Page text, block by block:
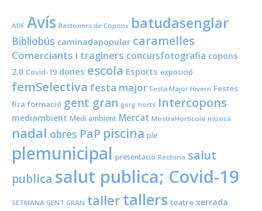
ADF Avís Bastoners de Copons batudasenglar
Bibliobús caminadapopular caramelles
Comerciants i traginers concursfotografia copons
2.0 Covid-19 dones escola Esports exposició
femSelectiva festa major Festa Major Hivern Festes
fira formació gent gran gorg horts Intercopons
mediambient Medi ambient Mercat MostraHortícola música
nadal obres PaP piscina ple
plemunicipal presentacio Rectoria salut
publica salut publica; Covid-19
SETMANA GENT GRAN taller tallers teatre xerrada